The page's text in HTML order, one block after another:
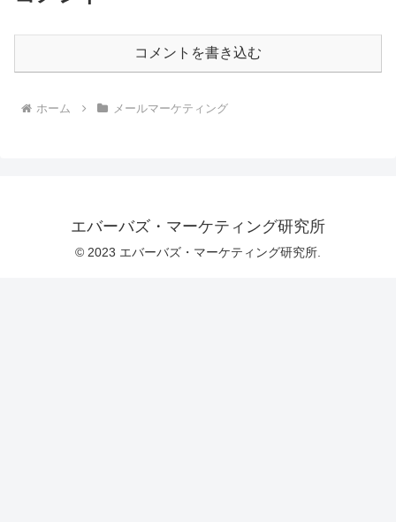
コメントを書き込む
ホーム メールマーケティング
エバーバズ・マーケティング研究所
© 2023 エバーバズ・マーケティング研究所.